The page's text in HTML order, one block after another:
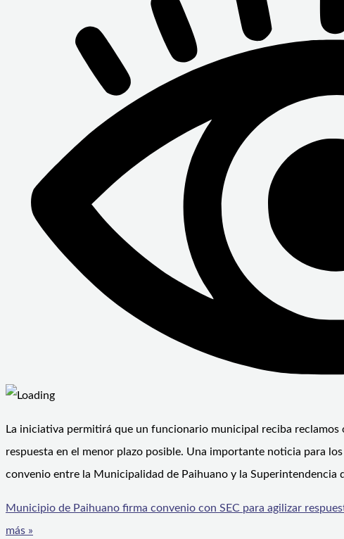
La iniciativa permitirá que un funcionario municipal reciba
respuesta en el menor plazo posible. Una importante noticia para
convenio entre la Municipalidad de Paihuano y la Superintendencia
Municipio de Paihuano firma convenio con SEC para agilizar
más »